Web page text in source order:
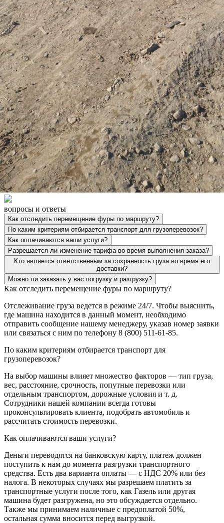
вопросы и ответы
Как отследить перемещение фуры по маршруту?
По каким критериям отбирается транспорт для грузоперевозок?
Как оплачиваются ваши услуги?
Разрешается ли изменение тарифа во время выполнения заказа?
Кто является ответственным за сохранность груза во время его
доставки?
Можно ли заказать у вас погрузку и разгрузку?
Как отследить перемещение фуры по маршруту?
Отслеживание груза ведется в режиме 24/7. Чтобы выяснить,
где машина находится в данный момент, необходимо
отправить сообщение нашему менеджеру, указав номер заявки
или связаться с ним по телефону 8 (800) 511-61-85.
По каким критериям отбирается транспорт для
грузоперевозок?
На выбор машины влияет множество факторов — тип груза,
вес, расстояние, срочность, попутные перевозки или
отдельным транспортом, дорожные условия и т. д.
Сотрудники нашей компании всегда готовы
проконсультировать клиента, подобрать автомобиль и
рассчитать стоимость перевозки.
Как оплачиваются ваши услуги?
Деньги переводятся на банковскую карту, платеж должен
поступить к нам до момента разгрузки транспортного
средства. Есть два варианта оплаты — с НДС 20% или без
налога. В некоторых случаях мы разрешаем платить за
транспортные услуги после того, как Газель или другая
машина будет разгружена, но это обсуждается отдельно.
Также мы принимаем наличные с предоплатой 50%,
остальная сумма вносится перед выгрузкой.